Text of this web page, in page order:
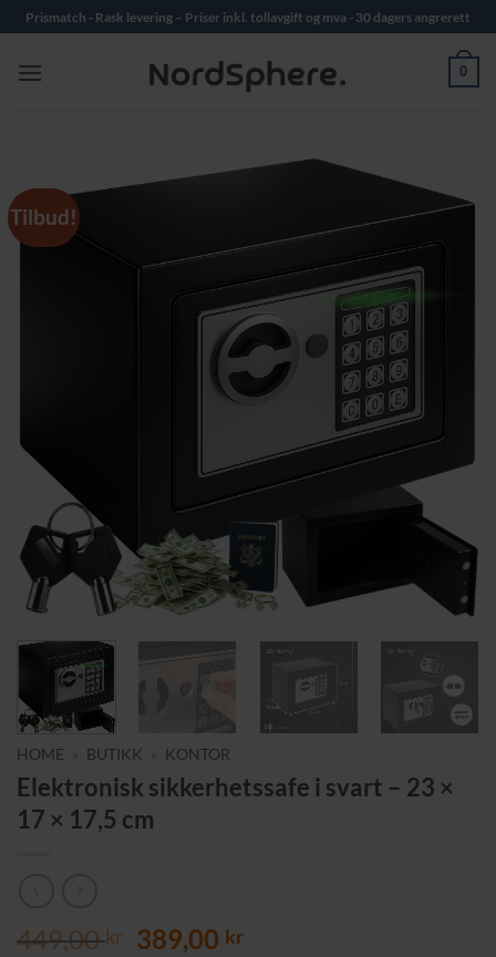
Skip
to
content
Prismatch - Rask levering – Priser inkl. tollavgift og mva - 30 dagers angrerett
0
Tilbud!
HOME BUTIKK KONTOR
Elektronisk sikkerhetssafe i svart – 23 ×
17 × 17,5 cm
449,00kr Opprinnelig
389,00 krNåværende